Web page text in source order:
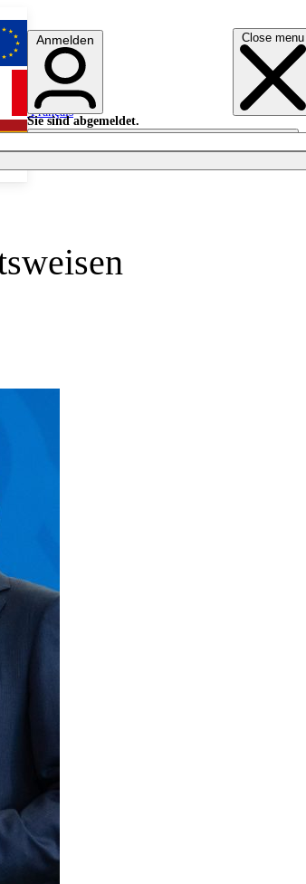
Close menu
English
Français
Anmelden
Sie sind abgemeldet.
Anmelden
Licht aus